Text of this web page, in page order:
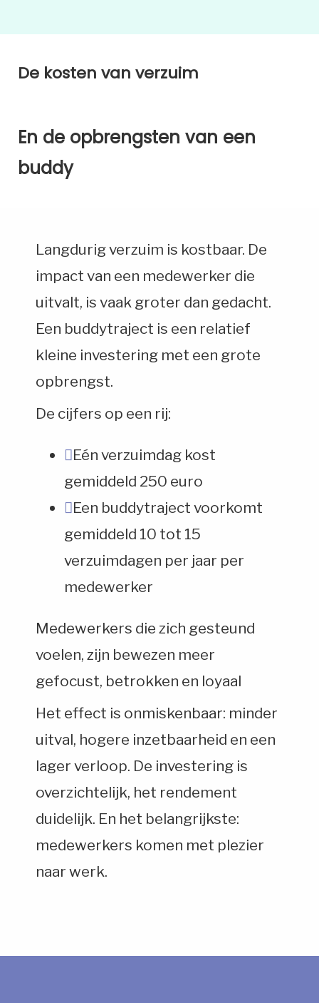
De kosten van verzuim
En de opbrengsten van een
buddy
Langdurig verzuim is kostbaar. De
impact van een medewerker die
uitvalt, is vaak groter dan gedacht.
Een buddytraject is een relatief
kleine investering met een grote
opbrengst.
De cijfers op een rij:
Eén verzuimdag kost
gemiddeld 250 euro
Een buddytraject voorkomt
gemiddeld 10 tot 15
verzuimdagen per jaar per
medewerker
Medewerkers die zich gesteund
voelen, zijn bewezen meer
gefocust, betrokken en loyaal
Het effect is onmiskenbaar: minder
uitval, hogere inzetbaarheid en een
lager verloop. De investering is
overzichtelijk, het rendement
duidelijk. En het belangrijkste:
medewerkers komen met plezier
naar werk.